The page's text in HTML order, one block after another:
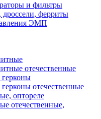
и фильтры
ферриты
ЭМП
отечественные
герконы
отечественные
оптореле
отечественные,